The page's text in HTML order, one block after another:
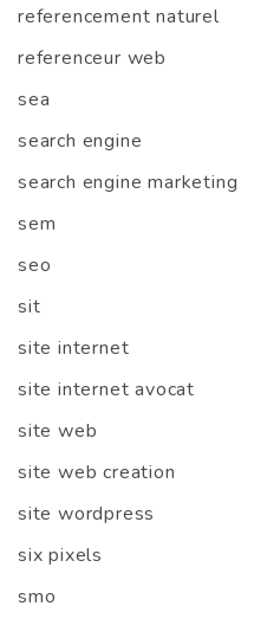
referencement naturel
referenceur web
sea
search engine
search engine marketing
sem
seo
sit
site internet
site internet avocat
site web
site web creation
site wordpress
six pixels
smo